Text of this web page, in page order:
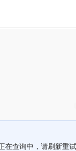
在查询中，请刷新重试